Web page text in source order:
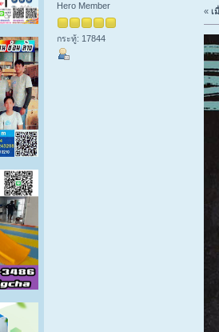
Hero Member
กระทู้: 17844
« เ